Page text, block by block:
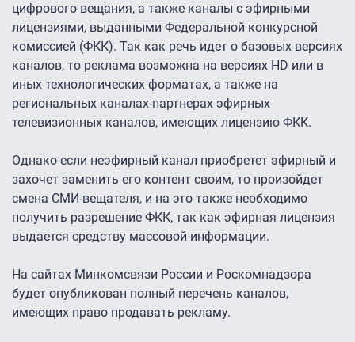
цифрового вещания, а также каналы с эфирными
лицензиями, выданными Федеральной конкурсной
комиссией (ФКК). Так как речь идет о базовых версиях
каналов, то реклама возможна на версиях HD или в
иных технологических форматах, а также на
региональных каналах-партнерах эфирных
телевизионных каналов, имеющих лицензию ФКК.
Однако если неэфирный канал приобретет эфирный и
захочет заменить его контент своим, то произойдет
смена СМИ-вещателя, и на это также необходимо
получить разрешение ФКК, так как эфирная лицензия
выдается средству массовой информации.
На сайтах Минкомсвязи России и Роскомнадзора
будет опубликован полный перечень каналов,
имеющих право продавать рекламу.